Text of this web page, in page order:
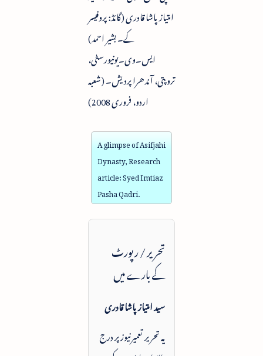
امتیاز پاشا قادری (گائڈ: پروفیسر
کے۔ بشیر احمد)
ایس۔وی۔یونیورسٹی،
تروپتی، آندھرا پردیش۔ (شعبہ
اردو، فروری 2008)
A glimpse of Asifjahi
Dynasty, Research
article: Syed Imtiaz
Pasha Qadri.
تحریر / رپورٹ
کے بارے میں
سید امتیاز پاشا قادری
یہ تحریر تعمیرنیوز پر درج